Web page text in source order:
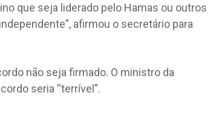
que seja liderado pelo Hamas ou outros
afirmou o secretário para
não seja firmado. O ministro da
seria “terrível”.